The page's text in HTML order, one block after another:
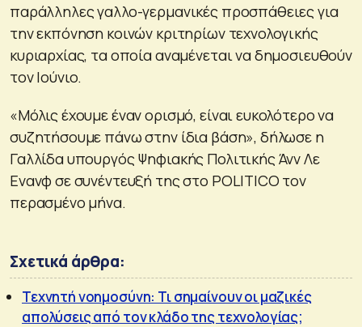
παράλληλες γαλλο-γερμανικές προσπάθειες για
την εκπόνηση κοινών κριτηρίων τεχνολογικής
κυριαρχίας, τα οποία αναμένεται να δημοσιευθούν
τον Ιούνιο.
«Μόλις έχουμε έναν ορισμό, είναι ευκολότερο να
συζητήσουμε πάνω στην ίδια βάση», δήλωσε η
Γαλλίδα υπουργός Ψηφιακής Πολιτικής Άνν Λε
Ενανφ σε συνέντευξή της στο POLITICO τον
περασμένο μήνα.
Σχετικά άρθρα:
Τεχνητή νοημοσύνη: Τι σημαίνουν οι μαζικές
απολύσεις από τον κλάδο της τεχνολογίας;